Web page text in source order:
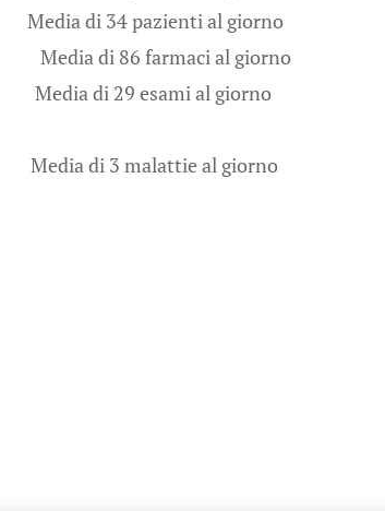
al giorno
86 farmaci al giorno
esami al giorno
al giorno